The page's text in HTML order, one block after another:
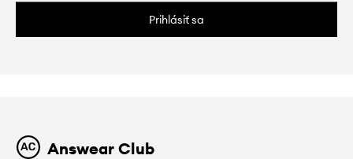
Prihlásiť sa
Answear Club